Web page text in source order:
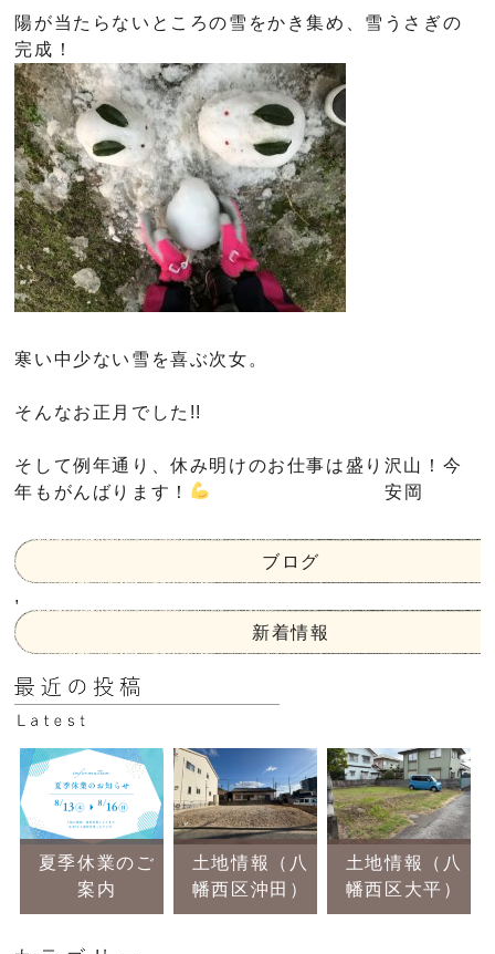
陽が当たらないところの雪をかき集め、雪うさぎの
完成！
寒い中少ない雪を喜ぶ次女。
そんなお正月でした!!
そして例年通り、休み明けのお仕事は盛り沢山！今
年もがんばります！
安岡
ブログ
,
新着情報
夏季休業のご
案内
土地情報（八
幡西区沖田）
土地情報（八
幡西区大平）